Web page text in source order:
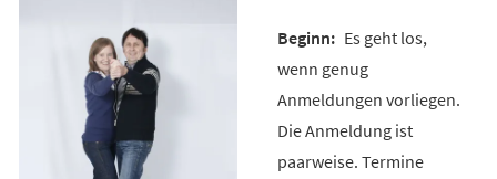
Es geht los,
wenn genug
Anmeldungen vorliegen.
Die Anmeldung ist
paarweise. Termine